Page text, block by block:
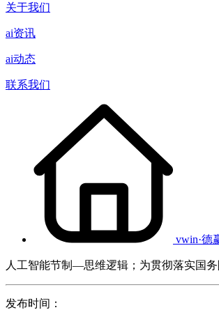
关于我们
ai资讯
ai动态
联系我们
vwin·德
人工智能节制—思维逻辑；为贯彻落实国务
发布时间：